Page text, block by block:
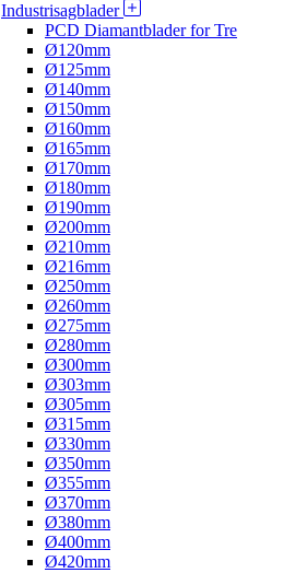
Industrisagblader
PCD Diamantblader for Tre
Ø120mm
Ø125mm
Ø140mm
Ø150mm
Ø160mm
Ø165mm
Ø170mm
Ø180mm
Ø190mm
Ø200mm
Ø210mm
Ø216mm
Ø250mm
Ø260mm
Ø275mm
Ø280mm
Ø300mm
Ø303mm
Ø305mm
Ø315mm
Ø330mm
Ø350mm
Ø355mm
Ø370mm
Ø380mm
Ø400mm
Ø420mm